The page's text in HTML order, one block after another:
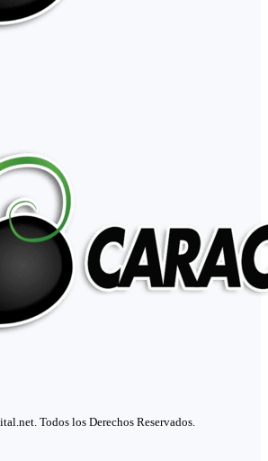
Todos los Derechos Reservados.